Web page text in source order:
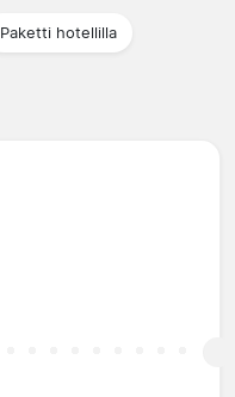
Paketti hotellilla